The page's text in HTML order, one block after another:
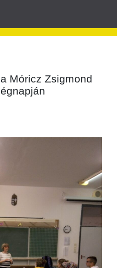
Móricz Zsigmond